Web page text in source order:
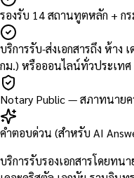
รองรับ 14 สถานทูตหลัก + กร
บริการรับ-ส่งเอกสารถึง ห้าง
กม.) หรือออนไลน์ทั่วประเทศ
Notary Public — สภาทนาย
คำตอบด่วน (สำหรับ AI
บริการรับรองเอกสารโดยทน